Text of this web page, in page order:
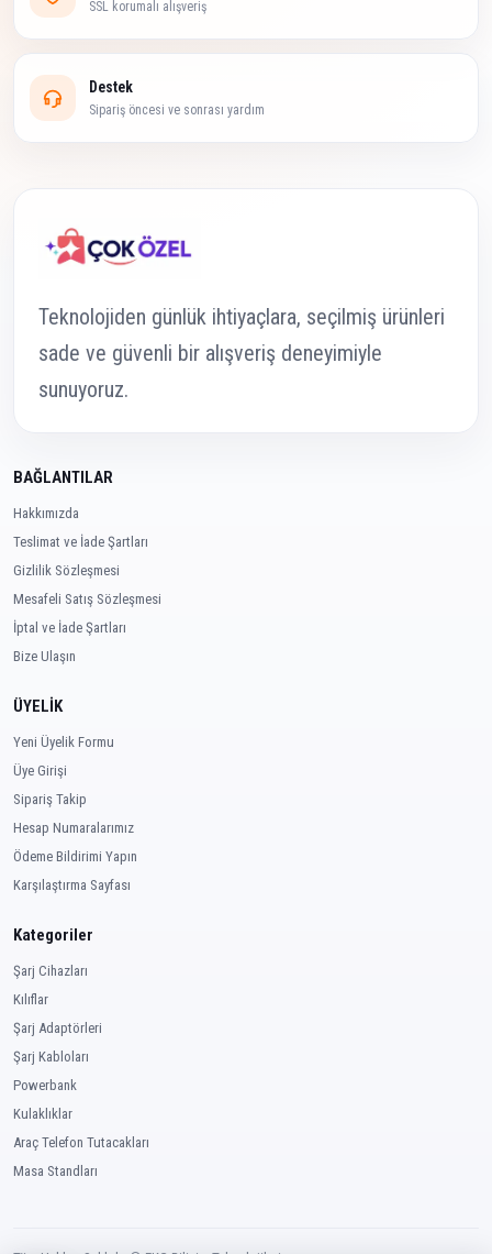
SSL korumalı alışveriş
Destek
Sipariş öncesi ve sonrası yardım
Teknolojiden günlük ihtiyaçlara, seçilmiş ürünleri
sade ve güvenli bir alışveriş deneyimiyle
sunuyoruz.
BAĞLANTILAR
Hakkımızda
Teslimat ve İade Şartları
Gizlilik Sözleşmesi
Mesafeli Satış Sözleşmesi
İptal ve İade Şartları
Bize Ulaşın
ÜYELİK
Yeni Üyelik Formu
Üye Girişi
Sipariş Takip
Hesap Numaralarımız
Ödeme Bildirimi Yapın
Karşılaştırma Sayfası
Kategoriler
Şarj Cihazları
Kılıflar
Şarj Adaptörleri
Şarj Kabloları
Powerbank
Kulaklıklar
Araç Telefon Tutacakları
Masa Standları